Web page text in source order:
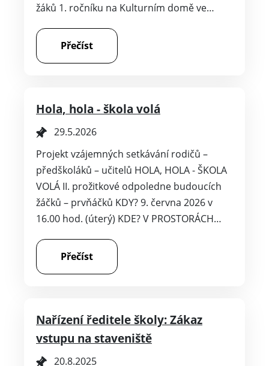
žáků 1. ročníku na Kulturním domě ve…
Přečíst
Hola, hola - škola volá
29.5.2026
Projekt vzájemných setkávání rodičů –
předškoláků – učitelů HOLA, HOLA - ŠKOLA
VOLÁ II. prožitkové odpoledne budoucích
žáčků – prvňáčků KDY? 9. června 2026 v
16.00 hod. (úterý) KDE? V PROSTORÁCH…
Přečíst
Nařízení ředitele školy: Zákaz
vstupu na staveniště
20.8.2025